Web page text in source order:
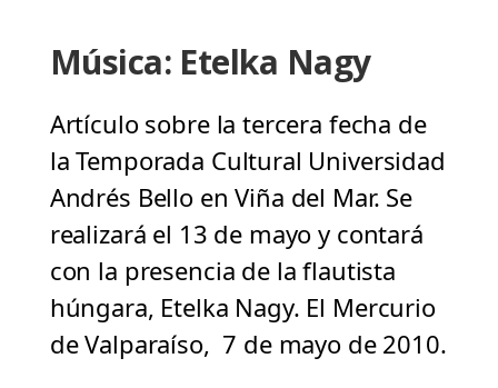
Música: Etelka Nagy
Artículo sobre la tercera fecha de
la Temporada Cultural Universidad
Andrés Bello en Viña del Mar. Se
realizará el 13 de mayo y contará
con la presencia de la flautista
húngara, Etelka Nagy. El Mercurio
de Valparaíso, 7 de mayo de 2010.